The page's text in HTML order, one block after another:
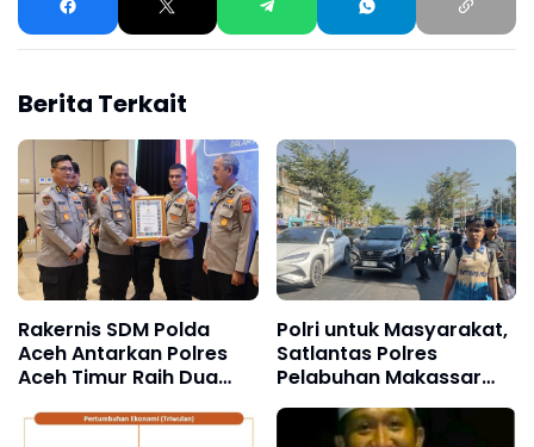
Berita Terkait
Rakernis SDM Polda
Aceh Antarkan Polres
Aceh Timur Raih Dua
Polri untuk Masyarakat,
Satlantas Polres
Pelabuhan Makassar
Kawal Arus Penumpang
Kapal Sandar